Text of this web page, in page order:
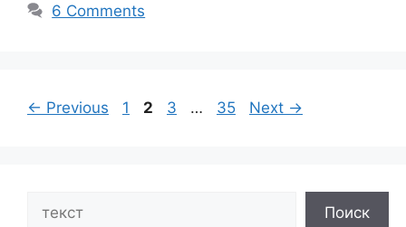
6 Comments
← Previous Page
1 Page
2 Page
3 … Page
35 Next →
Поиск